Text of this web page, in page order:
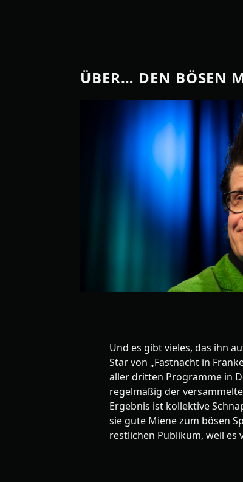
ÜBER… DEN BÖSEN
Und es gibt vieles, das ihn
Star von „Fastnacht in
aller dritten Programme in
regelmäßig der
Ergebnis ist kollektive
sie gute Miene zum bösen
restlichen Publikum, weil es